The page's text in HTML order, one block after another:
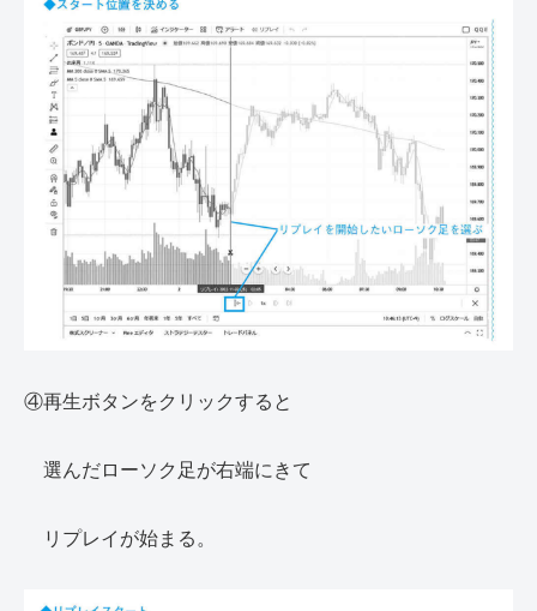
④再生ボタンをクリックすると
選んだローソク足が右端にきて
リプレイが始まる。